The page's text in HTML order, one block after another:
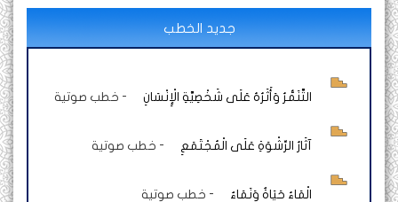
جديد الخطب
التَّنَمُّرُ وَأَثَرُهُ عَلَى شَخْصِيَّةِ الْإِنْسَانِ - خطب صوتية
آثَارُ الرِّشْوَةِ عَلَى الْمُجْتَمَعِ - خطب صوتية
الْمَاءُ حَيَاةٌ وَنَمَاءٌ - خطب صوتية